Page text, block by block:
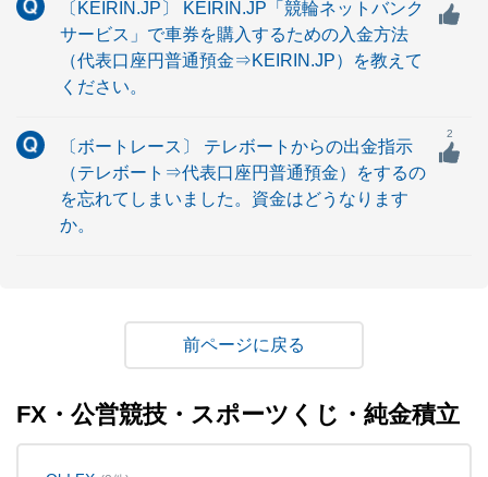
〔KEIRIN.JP〕 KEIRIN.JP「競輪ネットバンク
サービス」で車券を購入するための入金方法
（代表口座円普通預金⇒KEIRIN.JP）を教えて
ください。
〔ボートレース〕 テレボートからの出金指示
（テレボート⇒代表口座円普通預金）をするの
を忘れてしまいました。資金はどうなります
か。
2
戻る
FX・公営競技・スポーツくじ・純金積立